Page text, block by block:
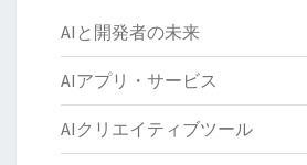
AIと開発者の未来
AIアプリ・サービス
AIクリエイティブツール